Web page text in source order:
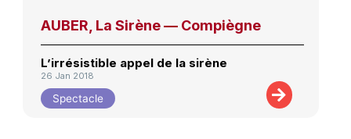
AUBER, La Sirène — Compiègne
L’irrésistible appel de la sirène
26 Jan 2018
Spectacle